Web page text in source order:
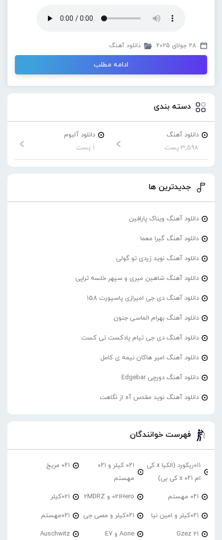
28 جولای 2025 دانلود آهنگ
ادامه مطلب
دسته بندی
دانلود آهنگ
3,598 پست
دانلود آلبوم
1 پست
جدیدترین ها
دانلود آهنگ ویناک پارافین
دانلود آهنگ گیرا معما
دانلود آهنگ نوید زردی تو گولی
دانلود آهنگ شاهین میری و سپهر خلسه تراپی
دانلود آهنگ دی جی امیرازی پاسپورت 158
دانلود آهنگ بهرام الماسی جنون
دانلود آهنگ دی جی تیام پادکست تی کست
دانلود آهنگ امیر هاکان نیمه ی کامل
دانلود آهنگ دورچی Edgebar
دانلود آهنگ نوید مقدس آه از نگاهت
فهرست خوانندگان
۰۱۱ریکورد (الکیا x کی
ام ۰۲۱ x کی بی)
۰۲۱ کیلر و ۰۲۱
مهستم
۰۲۱ مریخ
۰۲۱ مهستم 021Hero و 2MDRZ 021کیلر
۰۲۱کیلر و امین نیا ۰۲۱کیلر و مصی جی ۰۲۱مهستم
21 Gzez Aone و E7 Auschwitz